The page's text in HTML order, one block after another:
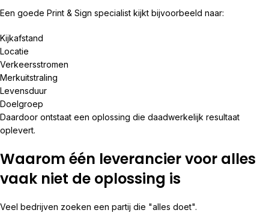
Een goede Print & Sign specialist kijkt bijvoorbeeld naar:
Kijkafstand
Locatie
Verkeersstromen
Merkuitstraling
Levensduur
Doelgroep
Daardoor ontstaat een oplossing die daadwerkelijk resultaat
oplevert.
Waarom één leverancier voor alles
vaak niet de oplossing is
Veel bedrijven zoeken een partij die "alles doet".